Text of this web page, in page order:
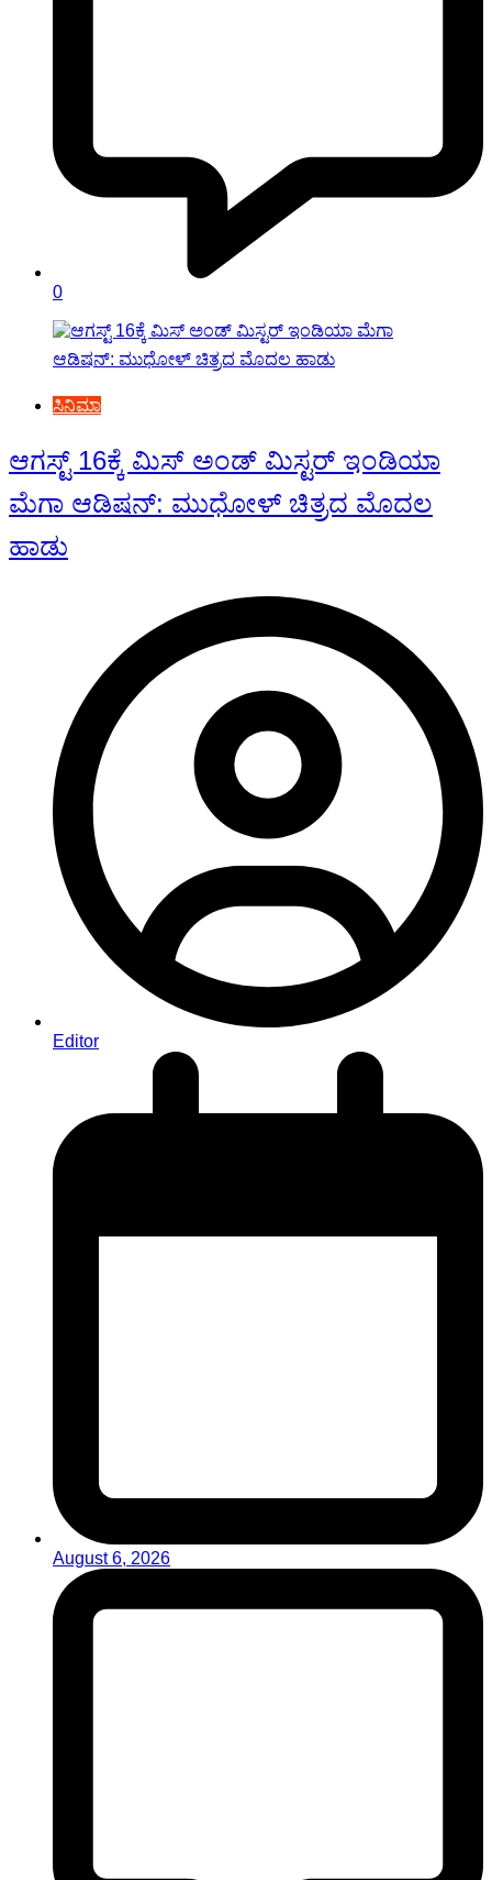
0
ಸಿನಿಮಾ
ಆಗಸ್ಟ್ 16ಕ್ಕೆ ಮಿಸ್ ಅಂಡ್ ಮಿಸ್ಟರ್ ಇಂಡಿಯಾ
ಮೆಗಾ ಆಡಿಷನ್: ಮುಧೋಳ್ ಚಿತ್ರದ ಮೊದಲ
ಹಾಡು
Editor
August 6, 2026